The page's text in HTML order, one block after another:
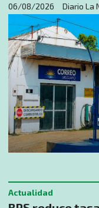
Diario La
06/08/2026
Actualidad